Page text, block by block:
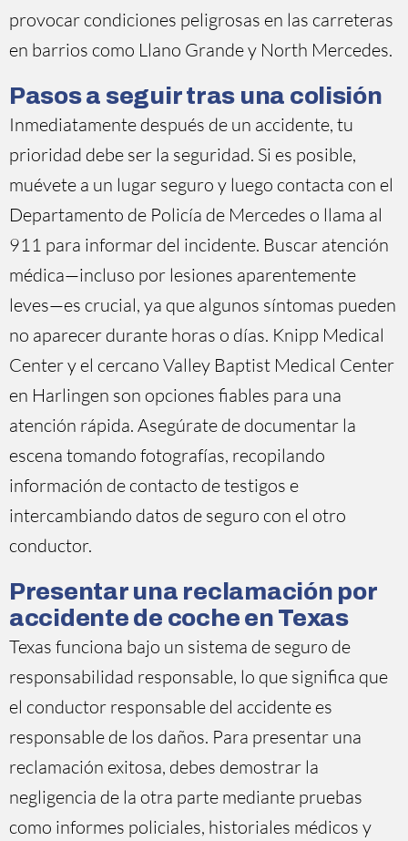
provocar condiciones peligrosas en las carreteras
en barrios como Llano Grande y North Mercedes.
Pasos a seguir tras una colisión
Inmediatamente después de un accidente, tu
prioridad debe ser la seguridad. Si es posible,
muévete a un lugar seguro y luego contacta con el
Departamento de Policía de Mercedes o llama al
911 para informar del incidente. Buscar atención
médica—incluso por lesiones aparentemente
leves—es crucial, ya que algunos síntomas pueden
no aparecer durante horas o días. Knipp Medical
Center y el cercano Valley Baptist Medical Center
en Harlingen son opciones fiables para una
atención rápida. Asegúrate de documentar la
escena tomando fotografías, recopilando
información de contacto de testigos e
intercambiando datos de seguro con el otro
conductor.
Presentar una reclamación por
accidente de coche en Texas
Texas funciona bajo un sistema de seguro de
responsabilidad responsable, lo que significa que
el conductor responsable del accidente es
responsable de los daños. Para presentar una
reclamación exitosa, debes demostrar la
negligencia de la otra parte mediante pruebas
como informes policiales, historiales médicos y